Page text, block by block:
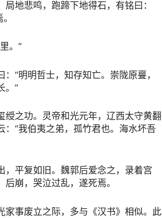
地悲鸣，跑蹄下地得石，有铭曰：
。”
“明明哲士，知存知亡。崇陇原亹，
。”
之功。灵帝和光元年，辽西太守黄翻
“我伯夷之弟，孤竹君也。海水坏吾
，平复如旧。魏郭后爱念之，录着宫
崩，哭泣过乱，遂死焉。
家事废立之际，多与《汉书》相似。此